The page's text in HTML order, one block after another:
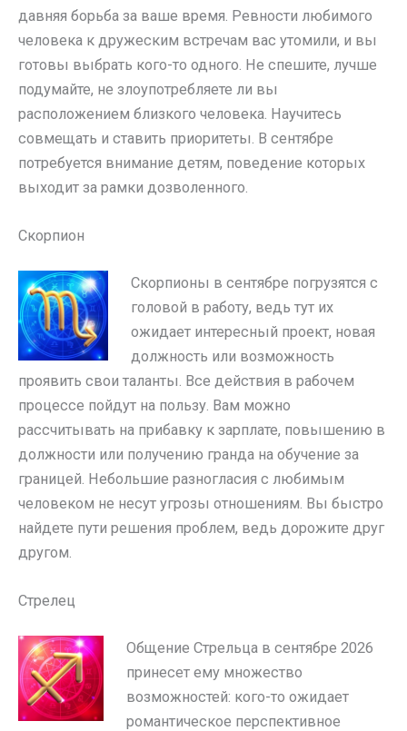
давняя борьба за ваше время. Ревности любимого
человека к дружеским встречам вас утомили, и вы
готовы выбрать кого-то одного. Не спешите, лучше
подумайте, не злоупотребляете ли вы
расположением близкого человека. Научитесь
совмещать и ставить приоритеты. В сентябре
потребуется внимание детям, поведение которых
выходит за рамки дозволенного.
Скорпион
Скорпионы в сентябре погрузятся с
головой в работу, ведь тут их
ожидает интересный проект, новая
должность или возможность
проявить свои таланты. Все действия в рабочем
процессе пойдут на пользу. Вам можно
рассчитывать на прибавку к зарплате, повышению в
должности или получению гранда на обучение за
границей. Небольшие разногласия с любимым
человеком не несут угрозы отношениям. Вы быстро
найдете пути решения проблем, ведь дорожите друг
другом.
Стрелец
Общение Стрельца в сентябре 2026
принесет ему множество
возможностей: кого-то ожидает
романтическое перспективное